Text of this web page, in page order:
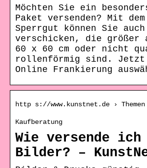
Möchten Sie ein
Paket versenden? Mit
Sperrgut können Sie auch
verschicken, die größer
60 x 60 cm oder nicht
rollenförmig sind. Jetzt
Online Frankierung
http s://www.kunstnet.de ›
Kaufberatung
Wie versende ich
Bilder? –